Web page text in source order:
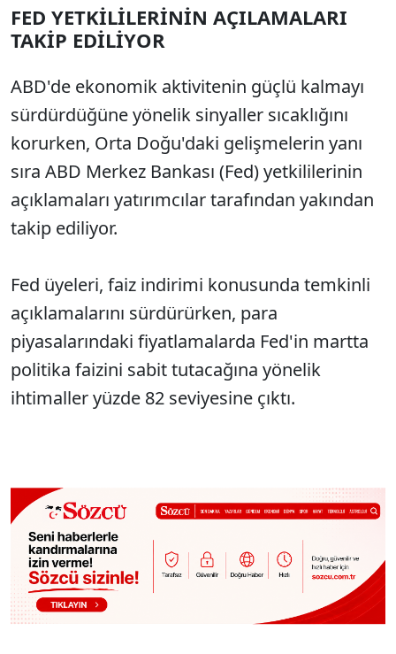
FED YETKİLİLERİNİN AÇILAMALARI
TAKİP EDİLİYOR
ABD'de ekonomik aktivitenin güçlü kalmayı
sürdürdüğüne yönelik sinyaller sıcaklığını
korurken, Orta Doğu'daki gelişmelerin yanı
sıra ABD Merkez Bankası (Fed) yetkililerinin
açıklamaları yatırımcılar tarafından yakından
takip ediliyor.
Fed üyeleri, faiz indirimi konusunda temkinli
açıklamalarını sürdürürken, para
piyasalarındaki fiyatlamalarda Fed'in martta
politika faizini sabit tutacağına yönelik
ihtimaller yüzde 82 seviyesine çıktı.